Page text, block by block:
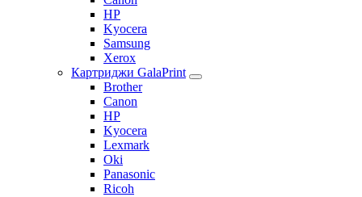
HP
Kyocera
Samsung
Xerox
Картриджи GalaPrint
Brother
Canon
HP
Kyocera
Lexmark
Oki
Panasonic
Ricoh